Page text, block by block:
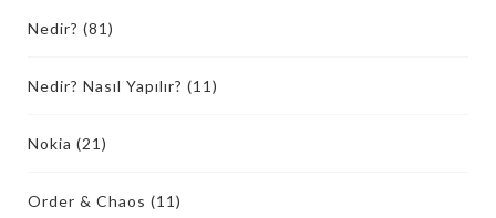
Nedir? (81)
Nedir? Nasıl Yapılır? (11)
Nokia (21)
Order & Chaos (11)